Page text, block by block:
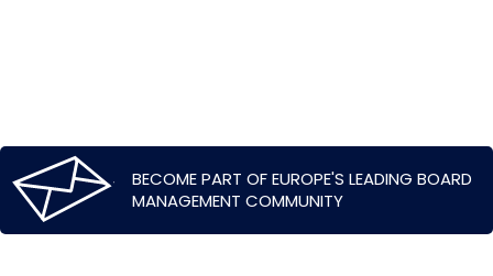
BECOME PART OF EUROPE'S LEADING BOARD
MANAGEMENT COMMUNITY